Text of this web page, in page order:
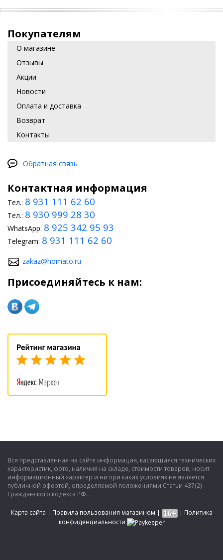
комфортных поездок. Внутренний тюнинг включает
подсветки и много другое.
использования накладок на пороги. Сделает
транспортного средства, повысит безопасность езды
тюнинг оптики.
Если сложный апгрейд следует доверить специалистам, то
замену простых элементов можно сделать самостоятельно.
Рестайлинг своими руками
тонировка стекол, защищающая салон от выгорания. Можно
оснастить рулевое колесо аэрбегом или преобразить,
салоне светодиодную подсветку. По силам водителю монтаж
дефлекторов, оклейка корпуса виниловой пленкой.
Покупателям
О магазине
Отзывы
Акции
Новости
Оплата и доставка
Возврат
Контакты
Обратная связь
Контактная информация
Тел.: 8 931 111 62 60
Тел.: 8 930 999 28 30
WhatsApp: 8 925 342 95 93
Telegram: 8 931 111 62 60
zakaz@homato.ru
Присоединяйтесь к нам:
Вся представленная на сайте информация, касающаяся технических
характеристик, фото, наличия на складе, стоимости товаров, носит
информационный характер и ни при каких условиях не является
публичной офертой, определяемой положениями Статьи 437(2)
Гражданского кодекса РФ.
Карта сайта | Правила пользования магазином | | Политика
конфиденциальности